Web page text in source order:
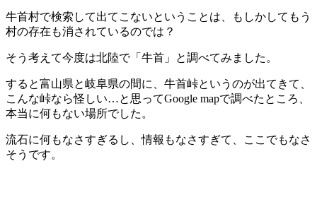
牛首村で検索して出てこないということは、もしかしてもう
村の存在も消されているのでは？
そう考えて今度は北陸で「牛首」と調べてみました。
すると富山県と岐阜県の間に、牛首峠というのが出てきて、
こんな峠なら怪しい…と思ってGoogle mapで調べたところ、
本当に何もない場所でした。
流石に何もなさすぎるし、情報もなさすぎて、ここでもなさ
そうです。